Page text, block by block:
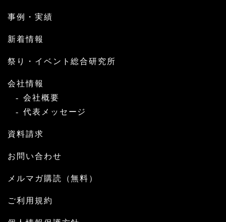
事例・実績
新着情報
祭り・イベント総合研究所
会社情報
会社概要
代表メッセージ
資料請求
お問い合わせ
メルマガ購読（無料）
ご利用規約